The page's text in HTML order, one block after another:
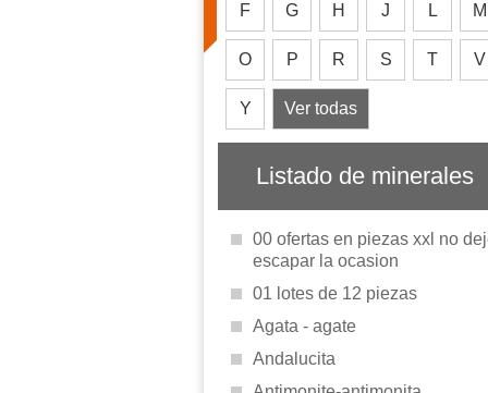
F G H J L M
O P R S T V
Y Ver todas
Listado de minerales
00 ofertas en piezas xxl no
escapar la ocasion
01 lotes de 12 piezas
Agata - agate
Andalucita